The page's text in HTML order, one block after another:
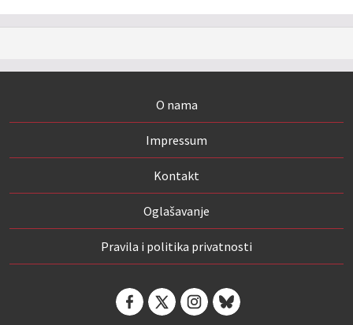
O nama
Impressum
Kontakt
Oglašavanje
Pravila i politika privatnosti